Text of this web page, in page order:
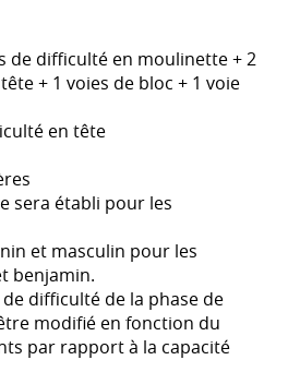
de difficulté en moulinette + 2
+ 1 voies de bloc + 1 voie
en tête
sera établi pour les
et masculin pour les
benjamin.
difficulté de la phase de
modifié en fonction du
par rapport à la capacité